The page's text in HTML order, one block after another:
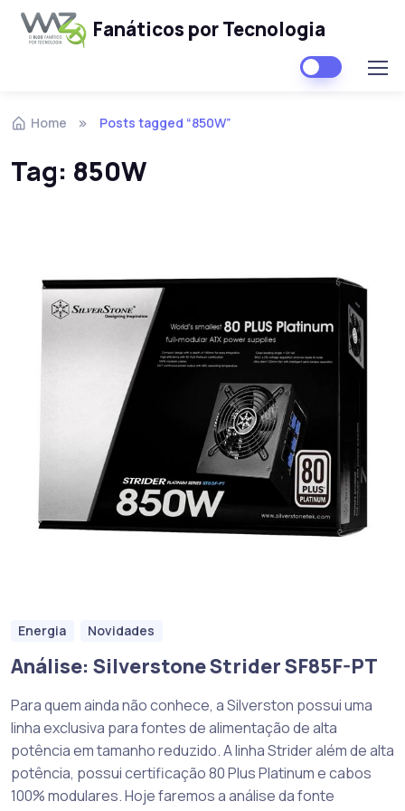
Fanáticos por Tecnologia
Home Posts tagged “850W”
Tag: 850W
Energia Novidades
Análise: Silverstone Strider SF85F-PT
Para quem ainda não conhece, a Silverston possui uma
linha exclusiva para fontes de alimentação de alta
potência em tamanho reduzido. A linha Strider além de alta
potência, possui certificação 80 Plus Platinum e cabos
100% modulares. Hoje faremos a análise da fonte